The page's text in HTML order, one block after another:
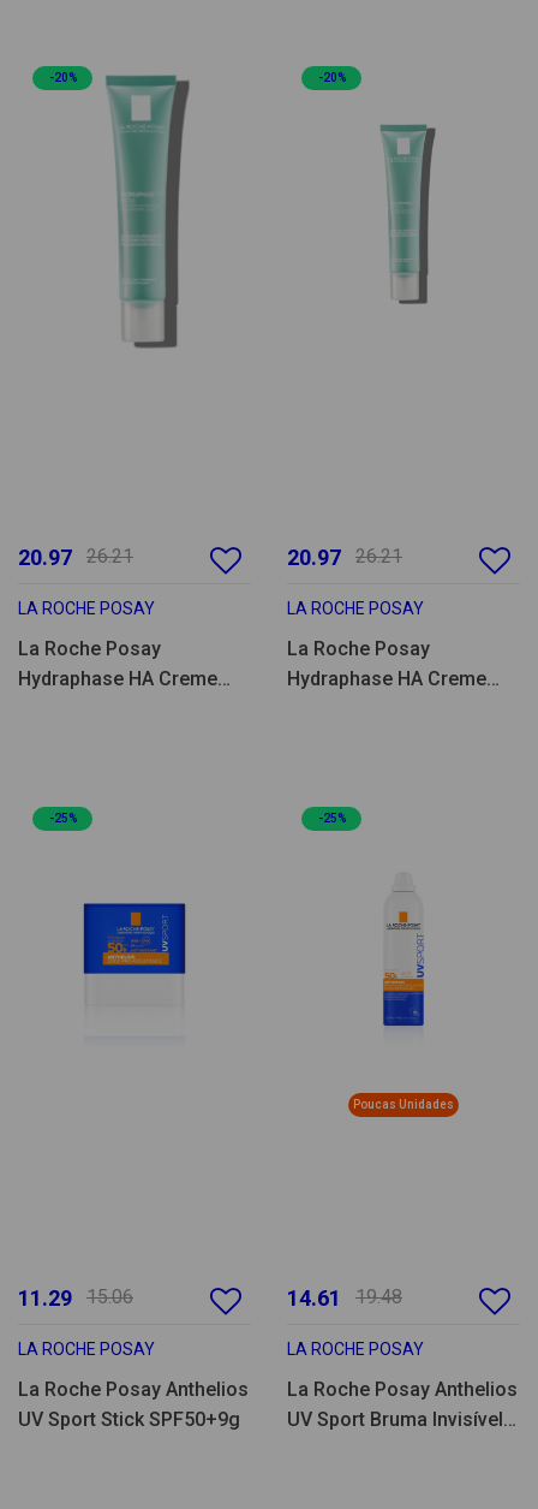
-20%
20.97 26.21
LA ROCHE POSAY
La Roche Posay
Hydraphase HA Creme
-20%
20.97 26.21
LA ROCHE POSAY
La Roche Posay
Hydraphase HA Creme
-25%
11.29 15.06
LA ROCHE POSAY
La Roche Posay Anthelios
UV Sport Stick SPF50+9g
-25%
Poucas Unidades
14.61 19.48
LA ROCHE POSAY
La Roche Posay Anthelios
UV Sport Bruma Invisível